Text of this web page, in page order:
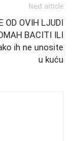
Next article
OD OVIH LJUDI
BACITI ILI
ih ne unosite
u kuću